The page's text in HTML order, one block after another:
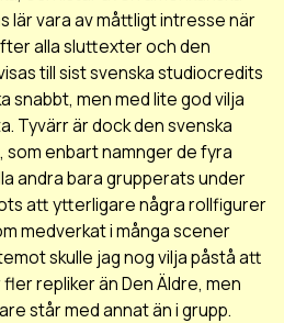
lär vara av måttligt intresse när
alla sluttexter och den
till sist svenska studiocredits
snabbt, men med lite god vilja
Tyvärr är dock den svenska
som enbart namnger de fyra
andra bara grupperats under
att ytterligare några rollfigurer
medverkat i många scener
skulle jag nog vilja påstå att
repliker än Den Äldre, men
står med annat än i grupp.